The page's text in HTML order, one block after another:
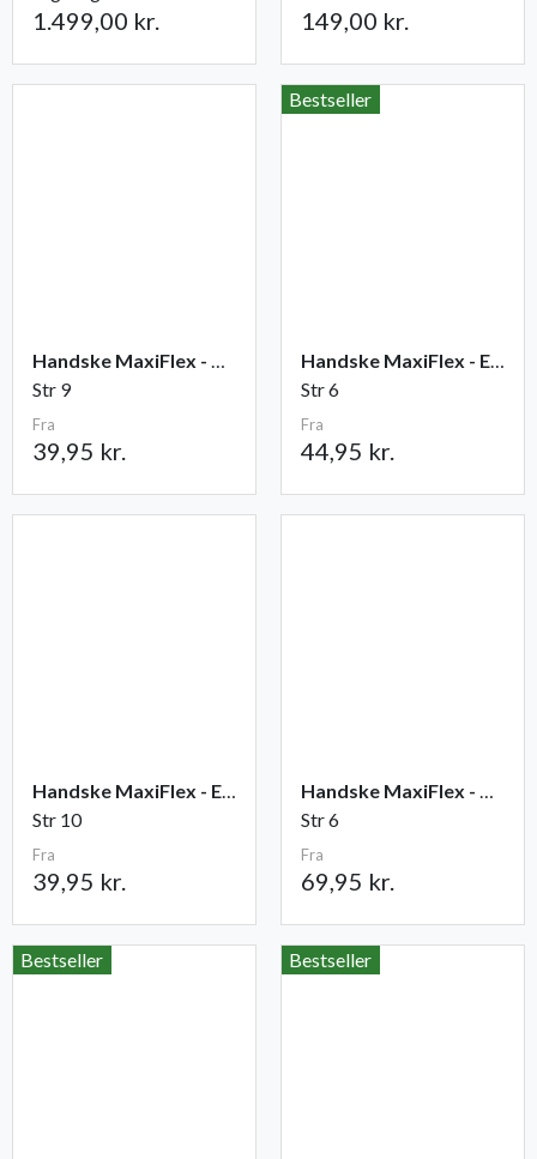
1.499,00 kr. 149,00 kr.
Handske MaxiFlex - Ultimate
Str 9
Fra
39,95 kr.
Bestseller
Handske MaxiFlex - Endurance
Str 6
Fra
44,95 kr.
Handske MaxiFlex - Elite
Str 10
Fra
39,95 kr.
Handske MaxiFlex - Cut
Str 6
Fra
69,95 kr.
Bestseller Bestseller